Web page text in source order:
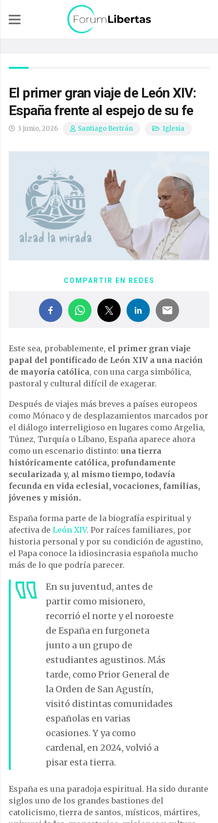
El primer gran viaje de León XIV:
España frente al espejo de su fe
3 junio, 2026 Santiago Bertrán Iglesia
COMPARTIR EN REDES
Este sea, probablemente, el primer gran viaje
papal del pontificado de León XIV a una nación
de mayoría católica, con una carga simbólica,
pastoral y cultural difícil de exagerar.
Después de viajes más breves a países europeos
como Mónaco y de desplazamientos marcados por
el diálogo interreligioso en lugares como Argelia,
Túnez, Turquía o Líbano, España aparece ahora
como un escenario distinto: una tierra
históricamente católica, profundamente
secularizada y, al mismo tiempo, todavía
fecunda en vida eclesial, vocaciones, familias,
jóvenes y misión.
España forma parte de la biografía espiritual y
afectiva de León XIV. Por raíces familiares, por
historia personal y por su condición de agustino,
el Papa conoce la idiosincrasia española mucho
más de lo que podría parecer.
En su juventud, antes de
partir como misionero,
recorrió el norte y el noroeste
de España en furgoneta
junto a un grupo de
estudiantes agustinos. Más
tarde, como Prior General de
la Orden de San Agustín,
visitó distintas comunidades
españolas en varias
ocasiones. Y ya como
cardenal, en 2024, volvió a
pisar esta tierra.
España es una paradoja espiritual. Ha sido durante
siglos uno de los grandes bastiones del
catolicismo, tierra de santos, místicos, mártires,